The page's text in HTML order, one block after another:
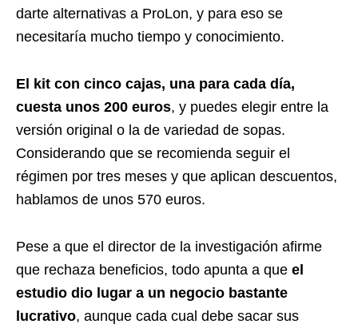
darte alternativas a ProLon, y para eso se
necesitaría mucho tiempo y conocimiento.
El kit con cinco cajas, una para cada día,
cuesta unos 200 euros, y puedes elegir entre la
versión original o la de variedad de sopas.
Considerando que se recomienda seguir el
régimen por tres meses y que aplican descuentos,
hablamos de unos 570 euros.
Pese a que el director de la investigación afirme
que rechaza beneficios, todo apunta a que el
estudio dio lugar a un negocio bastante
lucrativo, aunque cada cual debe sacar sus